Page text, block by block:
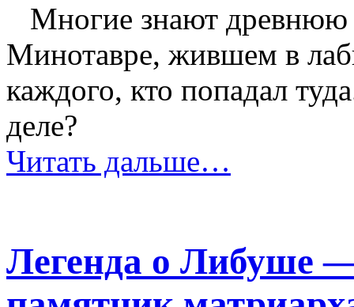
Многие знают древнюю
Минотавре, жившем в
каждого, кто попадал
деле?
Читать дальше…
Легенда о Либуше